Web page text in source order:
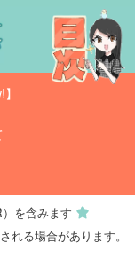
を含みます
れる場合があります。